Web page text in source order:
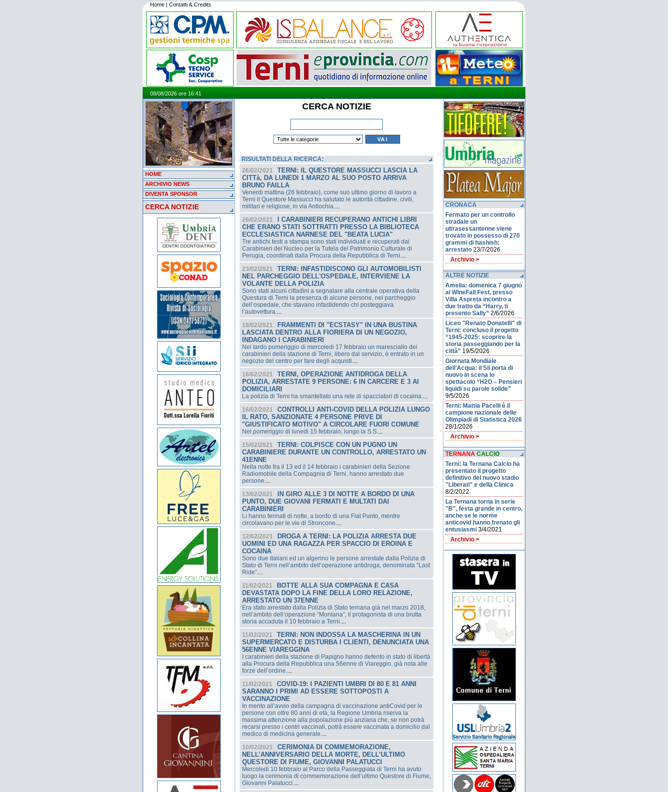
Home | Contatti & Credits
08/08/2026 ore 16:41
HOME
ARCHIVIO NEWS
DIVENTA SPONSOR
CERCA NOTIZIE
CRONACA
Fermato per un controllo
stradale un
ultrasessantenne viene
trovato in possesso di 270
grammi di hashish:
arrestato 23/7/2026
Archivio >
ALTRE NOTIZIE
Amelia: domenica 7 giugno
al WineFall Fest, presso
Villa Aspreta incontro a
due tratto da “Harry, ti
presento Sally” 2/6/2026
Liceo "Renato Donatelli" di
Terni: concluso il progetto
“1945-2025: scoprire la
storia passeggiando per la
città” 19/5/2026
Giornata Mondiale
dell’Acqua: il Sii porta di
nuovo in scena lo
spettacolo “H2O – Pensieri
liquidi su parole solide”
9/5/2026
Terni: Mattia Pacelli è il
campione nazionale delle
Olimpiadi di Statistica 2026
28/1/2026
Archivio >
TERNANA CALCIO
Terni: la Ternana Calcio ha
presentato il progetto
definitivo del nuovo stadio
"Liberati" e della Clinica
8/2/2022
La Ternana torna in serie
"B", festa grande in centro,
anche se le norme
anticovid hanno frenato gli
entusiasmi 3/4/2021
Archivio >
CERCA NOTIZIE
RISULTATI DELLA RICERCA:
26/02/2021
TERNI: IL QUESTORE MASSUCCI LASCIA LA
CITTà, DA LUNEDI 1 MARZO AL SUO POSTO ARRIVA
BRUNO FAILLA
Venerdi mattina (26 febbraio), come suo ultimo giorno di lavoro a
Terni il Questore Massucci ha salutato le autorità cittadine, civili,
militari e religiose, in via Antiochia....
26/02/2021
I CARABINIERI RECUPERANO ANTICHI LIBRI
CHE ERANO STATI SOTTRATTI PRESSO LA BIBLIOTECA
ECCLESIASTICA NARNESE DEL "BEATA LUCIA"
Tre antichi testi a stampa sono stati individuati e recuperati dai
Carabinieri del Nucleo per la Tutela del Patrimonio Culturale di
Perugia, coordinati dalla Procura della Repubblica di Terni....
23/02/2021
TERNI: INFASTIDISCONO GLI AUTOMOBILISTI
NEL PARCHEGGIO DELL'OSPEDALE, INTERVIENE LA
VOLANTE DELLA POLIZIA
Sono stati alcuni cittadini a segnalare alla centrale operativa della
Questura di Terni la presenza di alcune persone, nel parcheggio
dell’ospedale, che stavano infastidendo chi posteggiava
l’autovettura....
18/02/2021
FRAMMENTI DI "ECSTASY" IN UNA BUSTINA
LASCIATA DENTRO ALLA FIORIERA DI UN NEGOZIO,
INDAGANO I CARABINIERI
Nel tardo pomeriggio di mercoledi 17 febbraio un maresciallo dei
carabinieri della stazione di Terni, libero dal servizio, è entrato in un
negozio del centro per fare degli acquisti....
16/02/2021
TERNI, OPERAZIONE ANTIDROGA DELLA
POLIZIA, ARRESTATE 9 PERSONE: 6 IN CARCERE E 3 AI
DOMICILIARI
La polizia di Terni ha smantellato una rete di spacciatori di cocaina....
16/02/2021
CONTROLLI ANTI-COVID DELLA POLIZIA LUNGO
IL RATO, SANZIONATE 4 PERSONE PRIVE DI
"GIUSTIFICATO MOTIVO" A CIRCOLARE FUORI COMUNE
Nel pomeriggio di lunedi 15 febbraio, lungo la S.S....
15/02/2021
TERNI: COLPISCE CON UN PUGNO UN
CARABINIERE DURANTE UN CONTROLLO, ARRESTATO UN
41ENNE
Nella notte fra il 13 ed il 14 febbraio i carabinieri della Sezione
Radiomobile della Compagnia di Terni, hanno arrestato due
persone....
13/02/2021
IN GIRO ALLE 3 DI NOTTE A BORDO DI UNA
PUNTO, DUE GIOVANI FERMATI E MULTATI DAI
CARABINIERI
Li hanno fermati di notte, a bordo di una Fiat Punto, mentre
circolavano per le vie di Stroncone....
12/02/2021
DROGA A TERNI: LA POLIZIA ARRESTA DUE
UOMINI ED UNA RAGAZZA PER SPACCIO DI EROINA E
COCAINA
Sono due italiani ed un algerino le persone arrestate dalla Polizia di
Stato di Terni nell’ambito dell’operazione antidroga, denominata “Last
Ride”....
11/02/2021
BOTTE ALLA SUA COMPAGNA E CASA
DEVASTATA DOPO LA FINE DELLA LORO RELAZIONE,
ARRESTATO UN 37ENNE
Era stato arrestato dalla Polizia di Stato ternana già nel marzo 2018,
nell’ambito dell’operazione “Montana”, il protagonista di una brutta
storia accaduta il 10 febbraio a Terni....
11/02/2021
TERNI: NON INDOSSA LA MASCHERINA IN UN
SUPERMERCATO E DISTURBA I CLIENTI, DENUNCIATA UNA
56ENNE VIAREGGINA
I carabinieri della stazione di Papigno hanno deferito in stato di libertà
alla Procura della Repubblica una 56enne di Viareggio, già nota alle
forze dell’ordine....
11/02/2021
COVID-19: I PAZIENTI UMBRI DI 80 E 81 ANNI
SARANNO I PRIMI AD ESSERE SOTTOPOSTI A
VACCINAZIONE
In merito all’avvio della campagna di vaccinazione antiCovid per le
persone con oltre 80 anni di età, la Regione Umbria riserva la
massima attenzione alla popolazione più anziana che, se non potrà
recarsi presso i centri vaccinali, potrà essere vaccinata a domicilio dal
medico di medicina generale....
10/02/2021
CERIMONIA DI COMMEMORAZIONE,
NELL’ANNIVERSARIO DELLA MORTE, DELL’ULTIMO
QUESTORE DI FIUME, GIOVANNI PALATUCCI
Mercoledi 10 febbraio al Parco della Passeggiata di Terni ha avuto
luogo la cerimonia di commemorazione dell’ultimo Questore di Fiume,
Giovanni Palatucci....